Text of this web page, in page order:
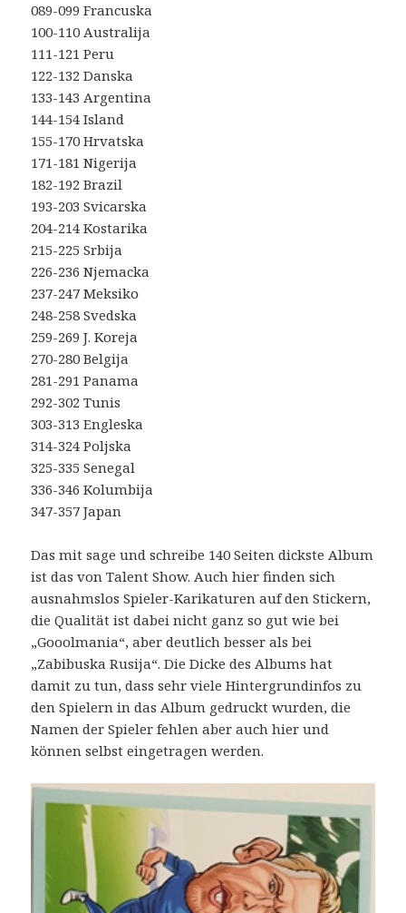
089-099 Francuska
100-110 Australija
111-121 Peru
122-132 Danska
133-143 Argentina
144-154 Island
155-170 Hrvatska
171-181 Nigerija
182-192 Brazil
193-203 Svicarska
204-214 Kostarika
215-225 Srbija
226-236 Njemacka
237-247 Meksiko
248-258 Svedska
259-269 J. Koreja
270-280 Belgija
281-291 Panama
292-302 Tunis
303-313 Engleska
314-324 Poljska
325-335 Senegal
336-346 Kolumbija
347-357 Japan
Das mit sage und schreibe 140 Seiten dickste Album
ist das von Talent Show. Auch hier finden sich
ausnahmslos Spieler-Karikaturen auf den Stickern,
die Qualität ist dabei nicht ganz so gut wie bei
„Gooolmania“, aber deutlich besser als bei
„Zabibuska Rusija“. Die Dicke des Albums hat
damit zu tun, dass sehr viele Hintergrundinfos zu
den Spielern in das Album gedruckt wurden, die
Namen der Spieler fehlen aber auch hier und
können selbst eingetragen werden.